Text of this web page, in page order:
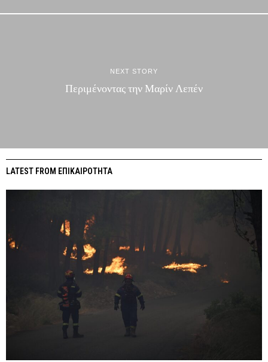
NEXT STORY
Περιμένοντας την Μαρίν Λεπέν
LATEST FROM ΕΠΙΚΑΙΡΟΤΗΤΑ